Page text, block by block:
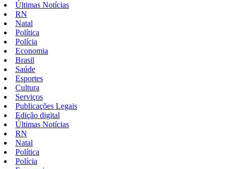
Últimas Notícias
RN
Natal
Política
Polícia
Economia
Brasil
Saúde
Esportes
Cultura
Serviços
Publicações Legais
Edição digital
Últimas Notícias
RN
Natal
Política
Polícia